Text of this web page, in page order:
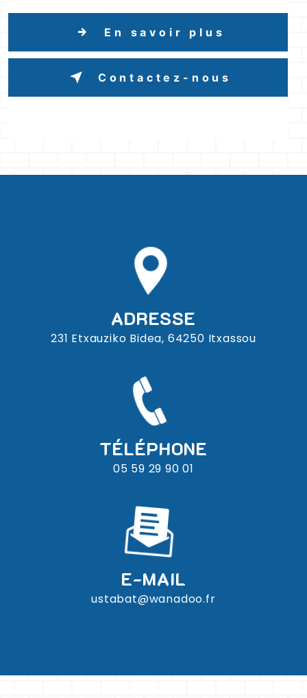
En savoir plus
Contactez-nous
ADRESSE
231 Etxauziko Bidea, 64250 Itxassou
TÉLÉPHONE
05 59 29 90 01
E-MAIL
ustabat@wanadoo.fr